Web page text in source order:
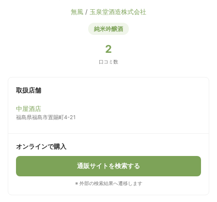
無風 / 玉泉堂酒造株式会社
純米吟醸酒
2
口コミ数
取扱店舗
中屋酒店
福島県福島市置賜町4-21
オンラインで購入
通販サイトを検索する
※ 外部の検索結果へ遷移します